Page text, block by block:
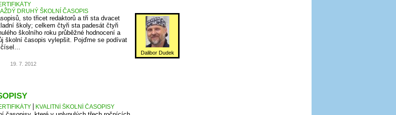
DRUHÝ ŠKOLNÍ ČASOPIS
Dalibor Dudek
sto třicet redaktorů a tři sta dvacet
školy; celkem čtyři sta padesát čtyři
školního roku průběžné hodnocení a
školní časopis vylepšit. Pojďme se podívat
19. 7. 2012
KVALITNÍ ŠKOLNÍ ČASOPISY